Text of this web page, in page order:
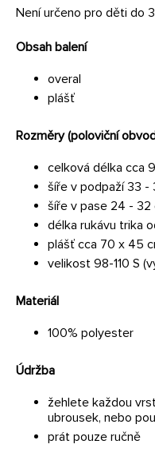
Není určeno pro děti do
Obsah balení
overal
plášť
Rozměry (poloviční
celková délka cca
šíře v podpaží 33 -
šíře v pase 24 - 32
délka rukávu trika
plášť cca 70 x 45
velikost 98-110 S
Materiál
100% polyester
Údržba
žehlete každou
ubrousek, nebo
prát pouze ručně